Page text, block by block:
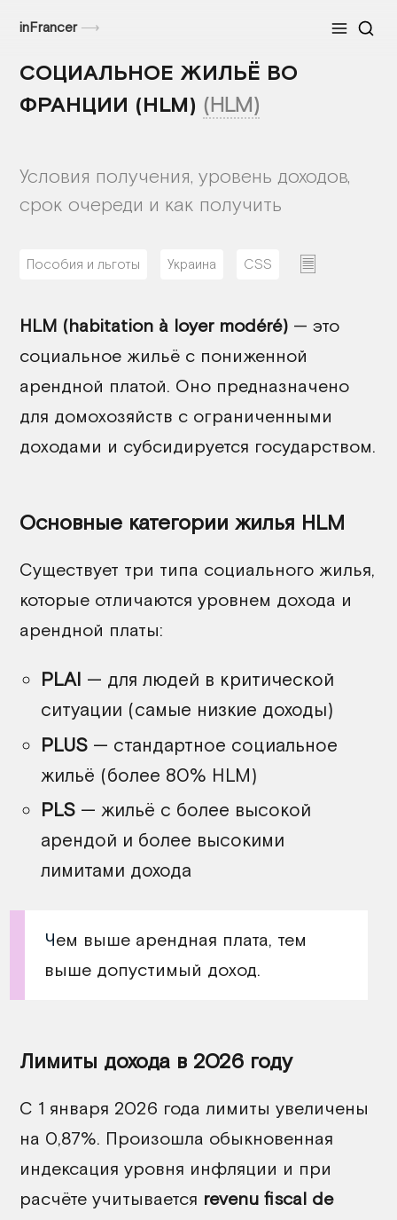
inFrancer⟶ Меню
СОЦИАЛЬНОЕ ЖИЛЬЁ ВО
ФРАНЦИИ (HLM) (HLM)
Условия получения, уровень доходов,
срок очереди и как получить
Пособия и льготы Украина CSS
HLM (habitation à loyer modéré) — это
социальное жильё с пониженной
арендной платой. Оно предназначено
для домохозяйств с ограниченными
доходами и субсидируется государством.
Основные категории жилья HLM
Существует три типа социального жилья,
которые отличаются уровнем дохода и
арендной платы:
PLAI — для людей в критической
ситуации (самые низкие доходы)
PLUS — стандартное социальное
жильё (более 80% HLM)
PLS — жильё с более высокой
арендой и более высокими
лимитами дохода
Чем выше арендная плата, тем
выше допустимый доход.
Лимиты дохода в 2026 году
С 1 января 2026 года лимиты увеличены
на 0,87%. Произошла обыкновенная
индексация уровня инфляции и при
расчёте учитывается revenu fiscal de